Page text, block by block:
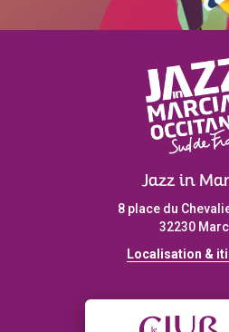
Jazz in
8 place du
32230
Localisation &